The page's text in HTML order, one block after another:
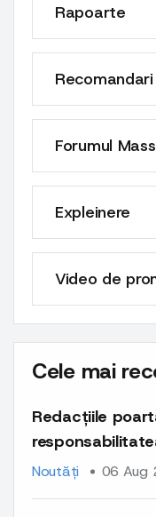
Rapoarte
Recomandari
Forumul
Expleinere
Video de
Cele mai
Redacțiile
și deontologică
Noutăți 06 Aug